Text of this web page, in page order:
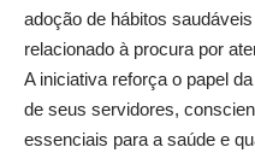
adoção de hábitos
relacionado à procura por
A iniciativa reforça o papel
de seus servidores,
essenciais para a saúde e